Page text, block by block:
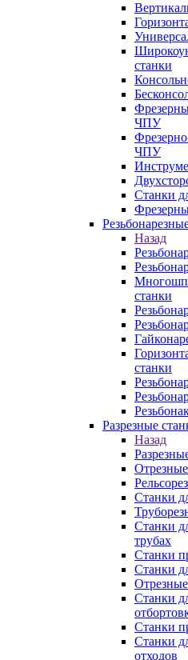
станки
ЧПУ
ЧПУ
Станки
Назад
станки
станки
Разрезные
Назад
Станки
Станки
трубаx
Станки
Станки
Станки
Станки
Станки
отходов